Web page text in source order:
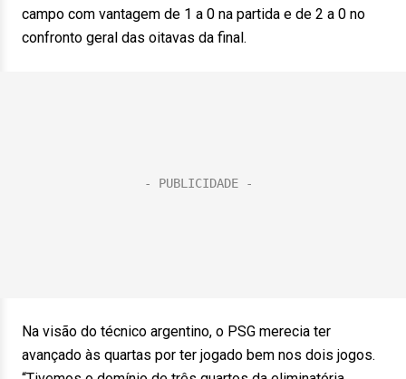
campo com vantagem de 1 a 0 na partida e de 2 a 0 no
confronto geral das oitavas da final.
Na visão do técnico argentino, o PSG merecia ter
avançado às quartas por ter jogado bem nos dois jogos.